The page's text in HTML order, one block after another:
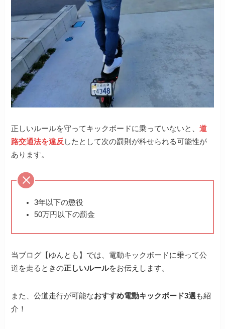
正しいルールを守ってキックボードに乗っていないと、道
路交通法を違反 したとして次の罰則が科せられる可能性が
あります。
3年以下の懲役
50万円以下の罰金
当ブログ【ゆんとも】では、電動キックボードに乗って公
道を走るときの正しいルールをお伝えします。
また、公道走行が可能なおすすめ電動キックボード3選 も紹
介！